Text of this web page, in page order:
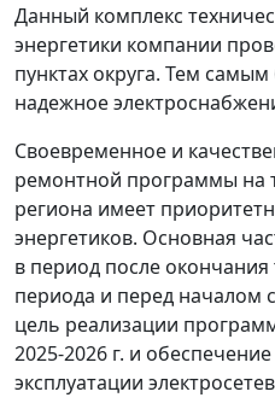
Данный комплекс
энергетики компании
пунктах округа. Тем
надежное
Своевременное и
ремонтной программы на
региона имеет
энергетиков. Основная
в период после
периода и перед началом
цель реализации
2025-2026 г. и
эксплуатации